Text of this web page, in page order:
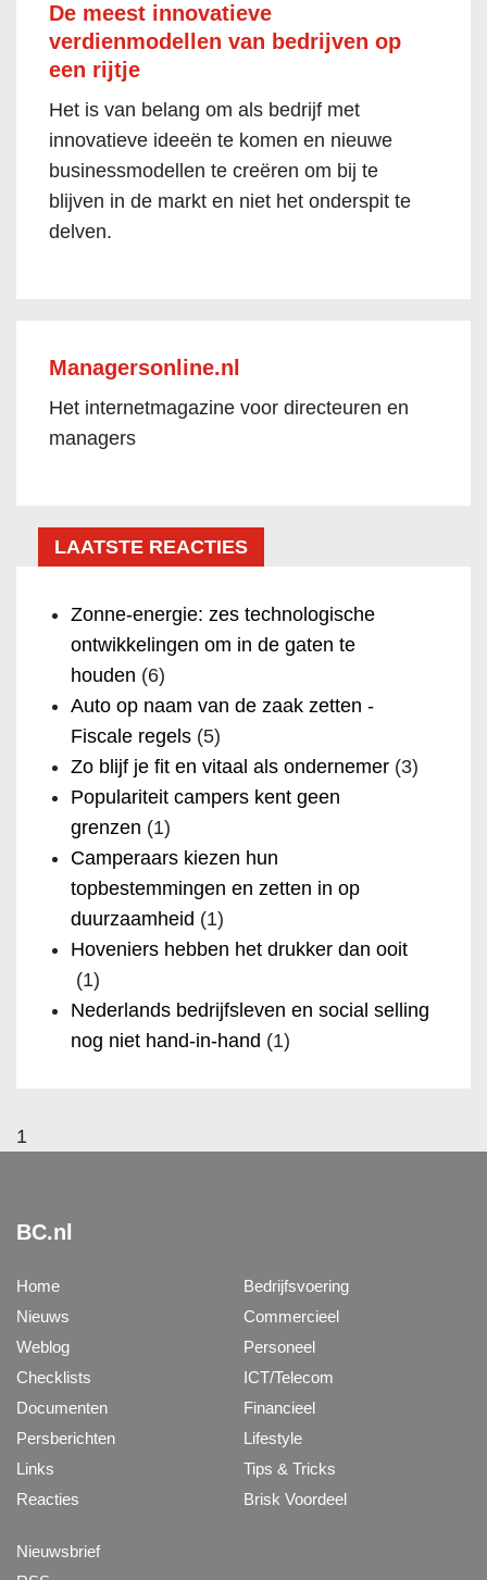
De meest innovatieve
verdienmodellen van bedrijven op
een rijtje
Het is van belang om als bedrijf met
innovatieve ideeën te komen en nieuwe
businessmodellen te creëren om bij te
blijven in de markt en niet het onderspit te
delven.
Managersonline.nl
Het internetmagazine voor directeuren en
managers
LAATSTE REACTIES
Zonne-energie: zes technologische
ontwikkelingen om in de gaten te
houden (6)
Auto op naam van de zaak zetten -
Fiscale regels (5)
Zo blijf je fit en vitaal als ondernemer (3)
Populariteit campers kent geen
grenzen (1)
Camperaars kiezen hun
topbestemmingen en zetten in op
duurzaamheid (1)
Hoveniers hebben het drukker dan ooit
(1)
Nederlands bedrijfsleven en social selling
nog niet hand-in-hand (1)
1
BC.nl
Home
Nieuws
Weblog
Checklists
Documenten
Persberichten
Links
Reacties
Bedrijfsvoering
Commercieel
Personeel
ICT/Telecom
Financieel
Lifestyle
Tips & Tricks
Brisk Voordeel
Nieuwsbrief